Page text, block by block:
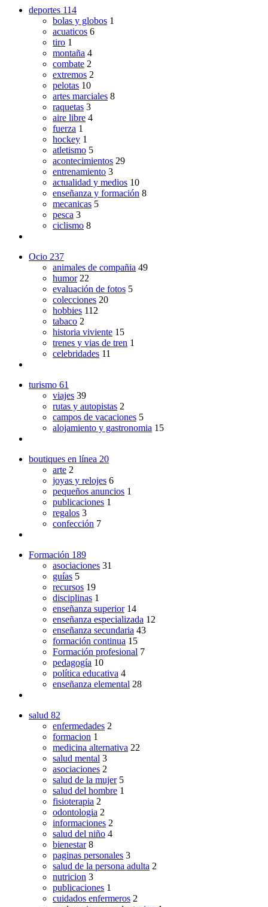
deportes 114
bolas y globos 1
acuaticos 6
tiro 1
montaña 4
combate 2
extremos 2
pelotas 10
artes marciales 8
raquetas 3
aire libre 4
fuerza 1
hockey 1
atletismo 5
acontecimientos 29
entrenamiento 3
actualidad y medios 10
enseñanza y formación 8
mecanicas 5
pesca 3
ciclismo 8
Ocio 237
animales de compañia 49
humor 22
evaluación de fotos 5
colecciones 20
hobbies 112
tabaco 2
historia viviente 15
trenes y vias de tren 1
celebridades 11
turismo 61
viajes 39
rutas y autopistas 2
campos de vacaciones 5
alojamiento y gastronomia 15
boutiques en línea 20
arte 2
joyas y relojes 6
pequeños anuncios 1
publicaciones 1
regalos 3
confección 7
Formación 189
asociaciones 31
guías 5
recursos 19
disciplinas 1
enseñanza superior 14
enseñanza especializada 12
enseñanza secundaria 43
formación continua 15
Formación profesional 7
pedagogía 10
política educativa 4
enseñanza elemental 28
salud 82
enfermedades 2
formacion 1
medicina alternativa 22
salud mental 3
asociaciones 2
salud de la mujer 5
salud del hombre 1
fisioterapia 2
odontologia 2
informaciones 2
salud del niño 4
bienestar 8
paginas personales 3
salud de la persona adulta 2
nutricion 3
publicaciones 1
cuidados enfermeros 2